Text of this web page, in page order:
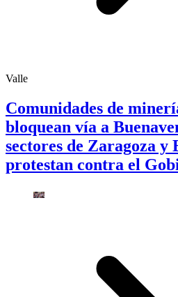
Valle
Comunidades de
bloquean vía a
sectores de Zaragoza y
protestan contra el